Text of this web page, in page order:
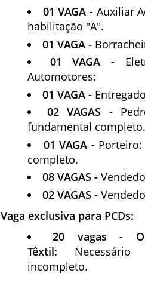
01 VAGA - Auxiliar
habilitação "A".
01 VAGA -
01 VAGA -
Automotores:
01 VAGA -
02 VAGAS -
fundamental completo.
01 VAGA -
completo.
08 VAGAS -
02 VAGAS -
Vaga exclusiva para PCDs:
20 vagas -
Têxtil:
incompleto.